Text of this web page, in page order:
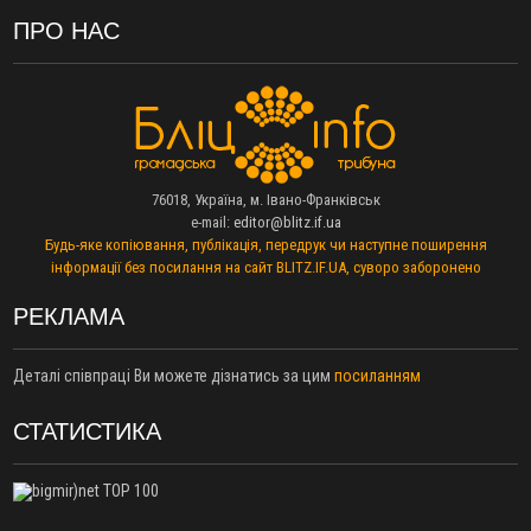
13:14
Боднар розповів про реакцію влади Польщі на атаки на
українців та про зміни після 23 серпня
Вчора у Франківську, Коломиї, Долині та Яремче
зафіксували рекордну спеку
У Надвірній п'яна жінка побила малолітнього хлопчика: суд
призначив штраф і 30 тисяч компенсації
У басейні Дністра встановилася гідрологічна посуха - рівні
води наблизилися до найнижчих показників
з'ясовує обставини
05 Серпня
19:52
У Франківську вперше прооперували немовля без
ПРО НАС
76018, Україна, м. Івано-Франківськ
e-mail: editor@blitz.if.ua
Будь-яке копіювання, публікація, передрук чи наступне поширення
інформації без посилання на сайт BLITZ.IF.UA, суворо заборонено
РЕКЛАМА
Деталі співпраці Ви можете дізнатись за цимпосиланням
СТАТИСТИКА